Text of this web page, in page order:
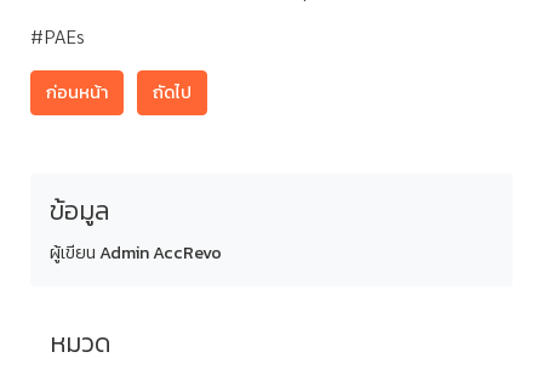
#PAEs
ก่อนหน้า ถัดไป
ข้อมูล
ผู้เขียนAdmin AccRevo
หมวด